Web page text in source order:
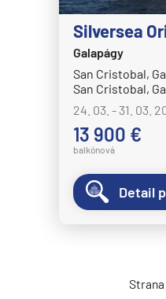
MSC Lirica
MSC Magnifica
MSC Meraviglia
MSC Musica
MSC Opera
MSC Orchestra
MSC Poesia
MSC Preziosa
MSC Seaside
Silversea
Galapágy
San Cristobal,
San Cristobal,
24. 03. - 31. 03.
13 900 €
balkónová
Detail
Strana